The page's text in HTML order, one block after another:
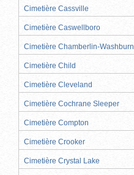
Cimetière Cassville
Cimetière Caswellboro
Cimetière Chamberlin-Washburn
Cimetière Child
Cimetière Cleveland
Cimetière Cochrane Sleeper
Cimetière Compton
Cimetière Crooker
Cimetière Crystal Lake